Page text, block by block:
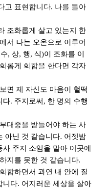
고 표현합니다. 나를 돌아
조화롭게 살고 있는지 한
서 나는 오온으로 이루어
수, 상, 행, 식)이 조화를 이
롭게 화합을 한다면 각자
면 제 자신도 마음이 헐떡
다. 주지로써 , 한 명의 수행
대중을 받들어야 하는 사
아닌 것 같습니다. 어젯밤
주지 소임을 맡아 이곳에
지를 못한 것 같습니다.
합하면서 과연 내 안에 질
니다. 어지러운 세상을 살아